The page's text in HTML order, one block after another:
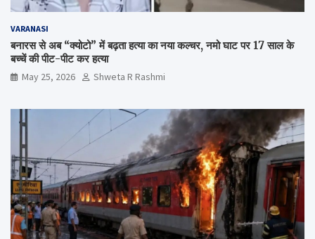
VARANASI
बनारस से अब “क्योटो” में बढ़ता हत्या का नया कल्चर, नमो घाट पर 17 साल के
बच्चें की पीट-पीट कर हत्या
May 25, 2026 Shweta R Rashmi